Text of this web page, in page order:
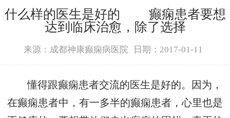
什么样的医生是好的 癫痫患者要想
达到临床治愈，除了选择
来源：成都神康癫痫病医院 日期：2017-01-11
懂得跟癫痫患者交流的医生是好的。因为，
在癫痫患者中，有一多半的癫痫患者，心里也是